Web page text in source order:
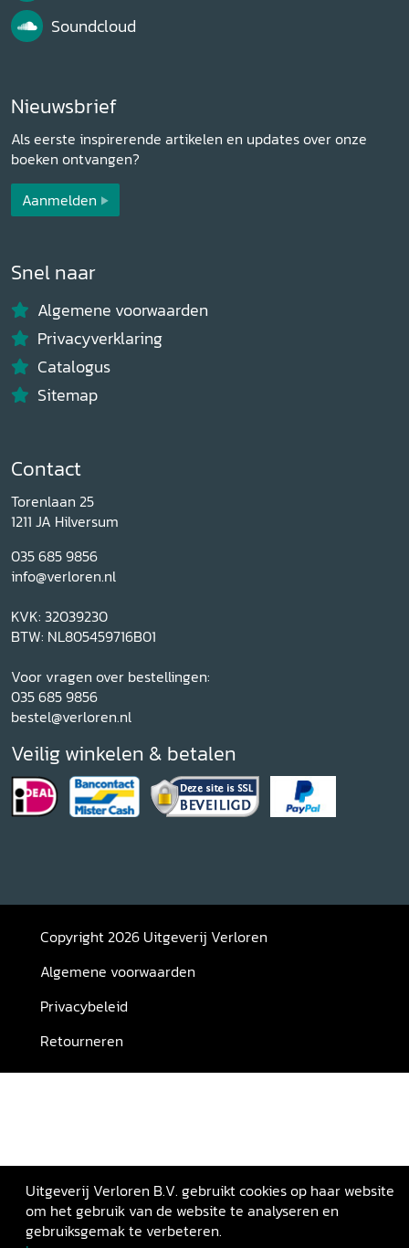
Soundcloud
Nieuwsbrief
Als eerste inspirerende artikelen en updates over onze
boeken ontvangen?
Aanmelden
Snel naar
Algemene voorwaarden
Privacyverklaring
Catalogus
Sitemap
Contact
Torenlaan 25
1211 JA Hilversum
035 685 9856
info@verloren.nl
KVK: 32039230
BTW: NL805459716B01
Voor vragen over bestellingen:
035 685 9856
bestel@verloren.nl
Veilig winkelen & betalen
Copyright 2026 Uitgeverij Verloren
Algemene voorwaarden
Privacybeleid
Retourneren
Uitgeverij Verloren B.V. gebruikt cookies op haar website
om het gebruik van de website te analyseren en
gebruiksgemak te verbeteren.